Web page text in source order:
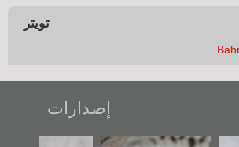
تويتر
إصدارات